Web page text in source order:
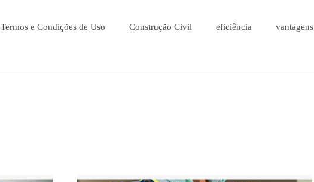
Termos e Condições de Uso Construção Civil eficiência vantagens